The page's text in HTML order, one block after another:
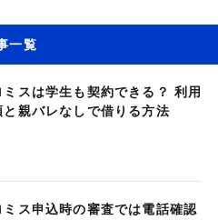
一覧
ミスは学生も契約できる？ 利用
と親バレなしで借りる方法
ミス申込時の審査では電話確認